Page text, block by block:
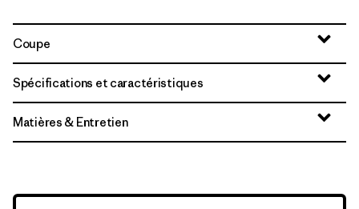
Coupe
Spécifications et caractéristiques
Matières & Entretien